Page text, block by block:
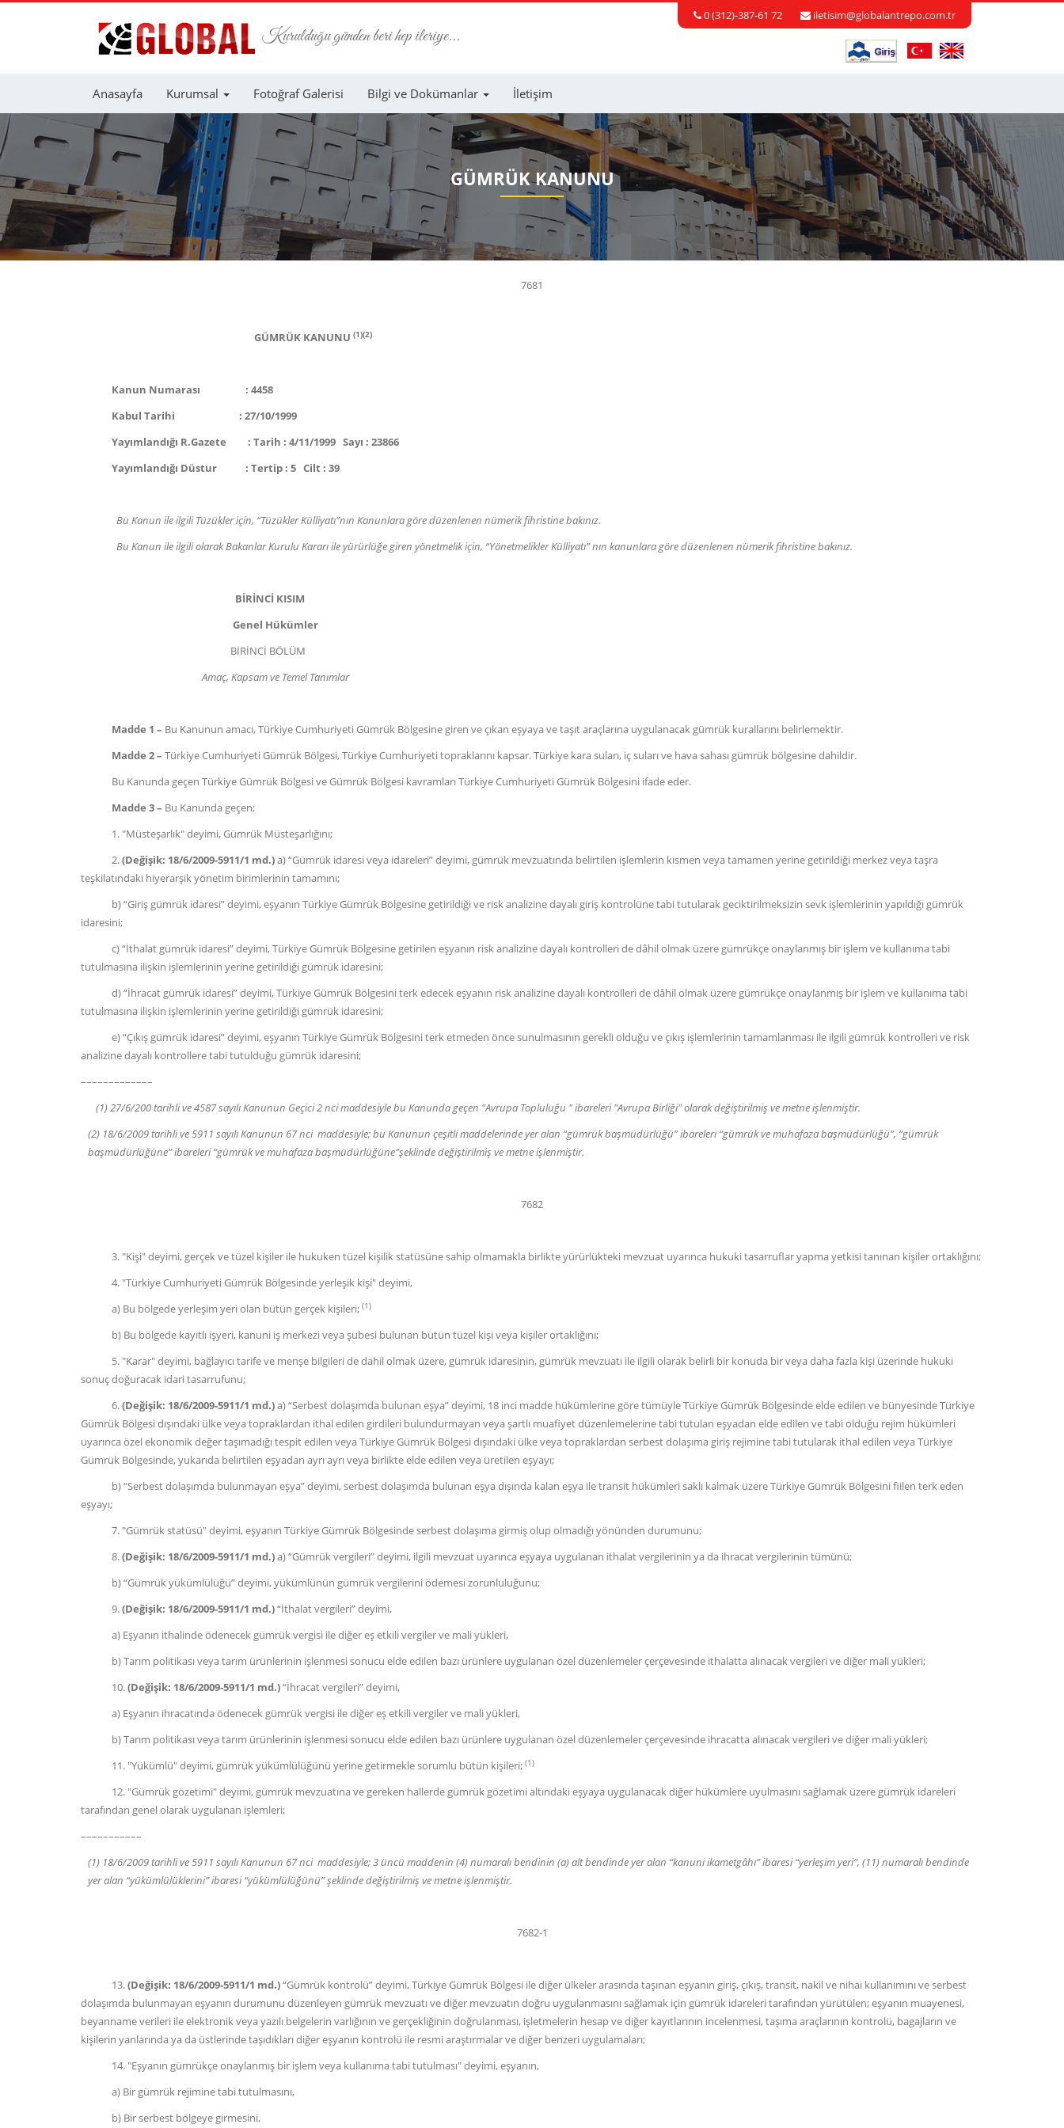
Kurulduğu günden beri hep ileriye...
0 (312)-387-61 72 iletisim@globalantrepo.com.tr
Anasayfa Kurumsal Fotoğraf Galerisi Bilgi ve Dokümanlar İletişim
GÜMRÜK KANUNU
7681
GÜMRÜK KANUNU (1)(2)
Kanun Numarası : 4458
Kabul Tarihi : 27/10/1999
Yayımlandığı R.Gazete : Tarih : 4/11/1999 Sayı : 23866
Yayımlandığı Düstur : Tertip : 5 Cilt : 39
Bu Kanun ile ilgili Tüzükler için, “Tüzükler Külliyatı”nın Kanunlara göre düzenlenen nümerik fihristine bakınız.
Bu Kanun ile ilgili olarak Bakanlar Kurulu Kararı ile yürürlüğe giren yönetmelik için, “Yönetmelikler Külliyatı” nın kanunlara göre düzenlenen nümerik fihristine bakınız.
BİRİNCİ KISIM
Genel Hükümler
BİRİNCİ BÖLÜM
Amaç, Kapsam ve Temel Tanımlar
Madde 1 – Bu Kanunun amacı, Türkiye Cumhuriyeti Gümrük Bölgesine giren ve çıkan eşyaya ve taşıt araçlarına uygulanacak gümrük kurallarını belirlemektir.
Madde 2 – Türkiye Cumhuriyeti Gümrük Bölgesi, Türkiye Cumhuriyeti topraklarını kapsar. Türkiye kara suları, iç suları ve hava sahası gümrük bölgesine dahildir.
Bu Kanunda geçen Türkiye Gümrük Bölgesi ve Gümrük Bölgesi kavramları Türkiye Cumhuriyeti Gümrük Bölgesini ifade eder.
Madde 3 – Bu Kanunda geçen;
1. "Müsteşarlık" deyimi, Gümrük Müsteşarlığını;
2.(Değişik: 18/6/2009-5911/1 md.)a) “Gümrük idaresi veya idareleri” deyimi, gümrük mevzuatında belirtilen işlemlerin kısmen veya tamamen yerine getirildiği merkez veya taşra
teşkilatındaki hiyerarşik yönetim birimlerinin tamamını;
b) “Giriş gümrük idaresi” deyimi, eşyanın Türkiye Gümrük Bölgesine getirildiği ve risk analizine dayalı giriş kontrolüne tabi tutularak geciktirilmeksizin sevk işlemlerinin yapıldığı gümrük
idaresini;
c) “İthalat gümrük idaresi” deyimi, Türkiye Gümrük Bölgesine getirilen eşyanın risk analizine dayalı kontrolleri de dâhil olmak üzere gümrükçe onaylanmış bir işlem ve kullanıma tabi
tutulmasına ilişkin işlemlerinin yerine getirildiği gümrük idaresini;
d) “İhracat gümrük idaresi” deyimi, Türkiye Gümrük Bölgesini terk edecek eşyanın risk analizine dayalı kontrolleri de dâhil olmak üzere gümrükçe onaylanmış bir işlem ve kullanıma tabi
tutulmasına ilişkin işlemlerinin yerine getirildiği gümrük idaresini;
e) “Çıkış gümrük idaresi” deyimi, eşyanın Türkiye Gümrük Bölgesini terk etmeden önce sunulmasının gerekli olduğu ve çıkış işlemlerinin tamamlanması ile ilgili gümrük kontrolleri ve risk
analizine dayalı kontrollere tabi tutulduğu gümrük idaresini;
–––––––––––––
(1) 27/6/200 tarihli ve 4587 sayılı Kanunun Geçici 2 nci maddesiyle bu Kanunda geçen "Avrupa Topluluğu " ibareleri "Avrupa Birliği" olarak değiştirilmiş ve metne işlenmiştir.
(2) 18/6/2009 tarihli ve 5911 sayılı Kanunun 67 nci maddesiyle; bu Kanunun çeşitli maddelerinde yer alan “gümrük başmüdürlüğü” ibareleri “gümrük ve muhafaza başmüdürlüğü”, “gümrük
başmüdürlüğüne” ibareleri “gümrük ve muhafaza başmüdürlüğüne”şeklinde değiştirilmiş ve metne işlenmiştir.
7682
3. "Kişi" deyimi, gerçek ve tüzel kişiler ile hukuken tüzel kişilik statüsüne sahip olmamakla birlikte yürürlükteki mevzuat uyarınca hukuki tasarruflar yapma yetkisi tanınan kişiler ortaklığını;
4. "Türkiye Cumhuriyeti Gümrük Bölgesinde yerleşik kişi" deyimi,
a) Bu bölgede yerleşim yeri olan bütün gerçek kişileri; (1)
b) Bu bölgede kayıtlı işyeri, kanuni iş merkezi veya şubesi bulunan bütün tüzel kişi veya kişiler ortaklığını;
5. "Karar" deyimi, bağlayıcı tarife ve menşe bilgileri de dahil olmak üzere, gümrük idaresinin, gümrük mevzuatı ile ilgili olarak belirli bir konuda bir veya daha fazla kişi üzerinde hukuki
sonuç doğuracak idari tasarrufunu;
6.(Değişik: 18/6/2009-5911/1 md.)a) “Serbest dolaşımda bulunan eşya” deyimi, 18 inci madde hükümlerine göre tümüyle Türkiye Gümrük Bölgesinde elde edilen ve bünyesinde Türkiye
Gümrük Bölgesi dışındaki ülke veya topraklardan ithal edilen girdileri bulundurmayan veya şartlı muafiyet düzenlemelerine tabi tutulan eşyadan elde edilen ve tabi olduğu rejim hükümleri
uyarınca özel ekonomik değer taşımadığı tespit edilen veya Türkiye Gümrük Bölgesi dışındaki ülke veya topraklardan serbest dolaşıma giriş rejimine tabi tutularak ithal edilen veya Türkiye
Gümrük Bölgesinde, yukarıda belirtilen eşyadan ayrı ayrı veya birlikte elde edilen veya üretilen eşyayı;
b) “Serbest dolaşımda bulunmayan eşya” deyimi, serbest dolaşımda bulunan eşya dışında kalan eşya ile transit hükümleri saklı kalmak üzere Türkiye Gümrük Bölgesini fiilen terk eden
eşyayı;
7. "Gümrük statüsü" deyimi, eşyanın Türkiye Gümrük Bölgesinde serbest dolaşıma girmiş olup olmadığı yönünden durumunu;
8.(Değişik: 18/6/2009-5911/1 md.)a) “Gümrük vergileri” deyimi, ilgili mevzuat uyarınca eşyaya uygulanan ithalat vergilerinin ya da ihracat vergilerinin tümünü;
b) “Gümrük yükümlülüğü” deyimi, yükümlünün gümrük vergilerini ödemesi zorunluluğunu;
9.(Değişik: 18/6/2009-5911/1 md.)“İthalat vergileri” deyimi,
a) Eşyanın ithalinde ödenecek gümrük vergisi ile diğer eş etkili vergiler ve mali yükleri,
b) Tarım politikası veya tarım ürünlerinin işlenmesi sonucu elde edilen bazı ürünlere uygulanan özel düzenlemeler çerçevesinde ithalatta alınacak vergileri ve diğer mali yükleri;
10.(Değişik: 18/6/2009-5911/1 md.)“İhracat vergileri” deyimi,
a) Eşyanın ihracatında ödenecek gümrük vergisi ile diğer eş etkili vergiler ve mali yükleri,
b) Tarım politikası veya tarım ürünlerinin işlenmesi sonucu elde edilen bazı ürünlere uygulanan özel düzenlemeler çerçevesinde ihracatta alınacak vergileri ve diğer mali yükleri;
11. "Yükümlü" deyimi, gümrük yükümlülüğünü yerine getirmekle sorumlu bütün kişileri; (1)
12. "Gümrük gözetimi" deyimi, gümrük mevzuatına ve gereken hallerde gümrük gözetimi altındaki eşyaya uygulanacak diğer hükümlere uyulmasını sağlamak üzere gümrük idareleri
tarafından genel olarak uygulanan işlemleri;
–––––––––––
(1) 18/6/2009 tarihli ve 5911 sayılı Kanunun 67 nci maddesiyle; 3 üncü maddenin (4) numaralı bendinin (a) alt bendinde yer alan “kanuni ikametgâhı” ibaresi “yerleşim yeri”, (11) numaralı bendinde
yer alan “yükümlülüklerini” ibaresi “yükümlülüğünü” şeklinde değiştirilmiş ve metne işlenmiştir.
7682-1
13.(Değişik: 18/6/2009-5911/1 md.)“Gümrük kontrolü” deyimi, Türkiye Gümrük Bölgesi ile diğer ülkeler arasında taşınan eşyanın giriş, çıkış, transit, nakil ve nihai kullanımını ve serbest
dolaşımda bulunmayan eşyanın durumunu düzenleyen gümrük mevzuatı ve diğer mevzuatın doğru uygulanmasını sağlamak için gümrük idareleri tarafından yürütülen; eşyanın muayenesi,
beyanname verileri ile elektronik veya yazılı belgelerin varlığının ve gerçekliğinin doğrulanması, işletmelerin hesap ve diğer kayıtlarının incelenmesi, taşıma araçlarının kontrolü, bagajların ve
kişilerin yanlarında ya da üstlerinde taşıdıkları diğer eşyanın kontrolü ile resmi araştırmalar ve diğer benzeri uygulamaları;
14. "Eşyanın gümrükçe onaylanmış bir işlem veya kullanıma tabi tutulması" deyimi, eşyanın,
a) Bir gümrük rejimine tabi tutulmasını,
b) Bir serbest bölgeye girmesini,